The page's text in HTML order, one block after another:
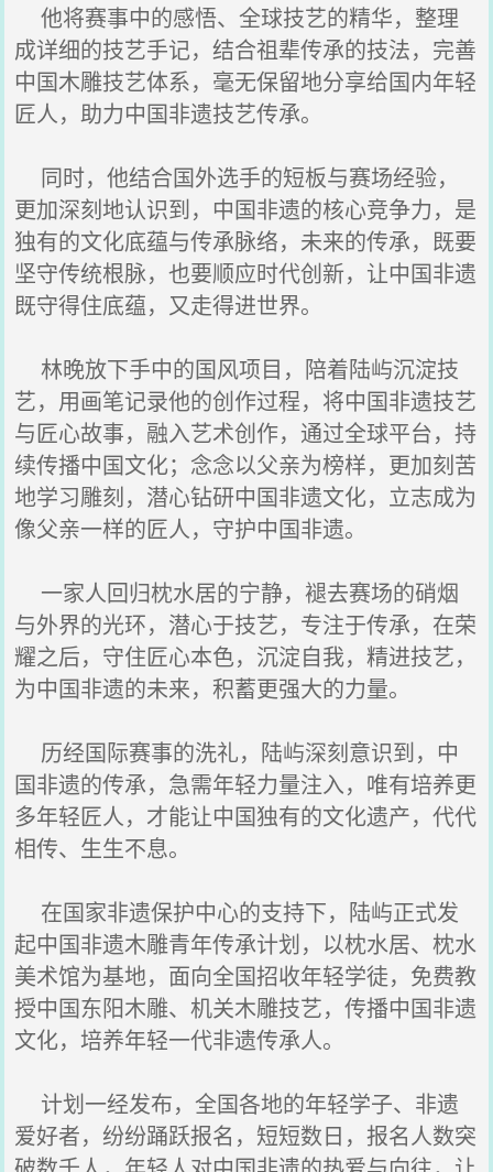
他将赛事中的感悟、全球技艺的精华，整理
成详细的技艺手记，结合祖辈传承的技法，完善
中国木雕技艺体系，毫无保留地分享给国内年轻
匠人，助力中国非遗技艺传承。
同时，他结合国外选手的短板与赛场经验，
更加深刻地认识到，中国非遗的核心竞争力，是
独有的文化底蕴与传承脉络，未来的传承，既要
坚守传统根脉，也要顺应时代创新，让中国非遗
既守得住底蕴，又走得进世界。
林晚放下手中的国风项目，陪着陆屿沉淀技
艺，用画笔记录他的创作过程，将中国非遗技艺
与匠心故事，融入艺术创作，通过全球平台，持
续传播中国文化；念念以父亲为榜样，更加刻苦
地学习雕刻，潜心钻研中国非遗文化，立志成为
像父亲一样的匠人，守护中国非遗。
一家人回归枕水居的宁静，褪去赛场的硝烟
与外界的光环，潜心于技艺，专注于传承，在荣
耀之后，守住匠心本色，沉淀自我，精进技艺，
为中国非遗的未来，积蓄更强大的力量。
历经国际赛事的洗礼，陆屿深刻意识到，中
国非遗的传承，急需年轻力量注入，唯有培养更
多年轻匠人，才能让中国独有的文化遗产，代代
相传、生生不息。
在国家非遗保护中心的支持下，陆屿正式发
起中国非遗木雕青年传承计划，以枕水居、枕水
美术馆为基地，面向全国招收年轻学徒，免费教
授中国东阳木雕、机关木雕技艺，传播中国非遗
文化，培养年轻一代非遗传承人。
计划一经发布，全国各地的年轻学子、非遗
爱好者，纷纷踊跃报名，短短数日，报名人数突